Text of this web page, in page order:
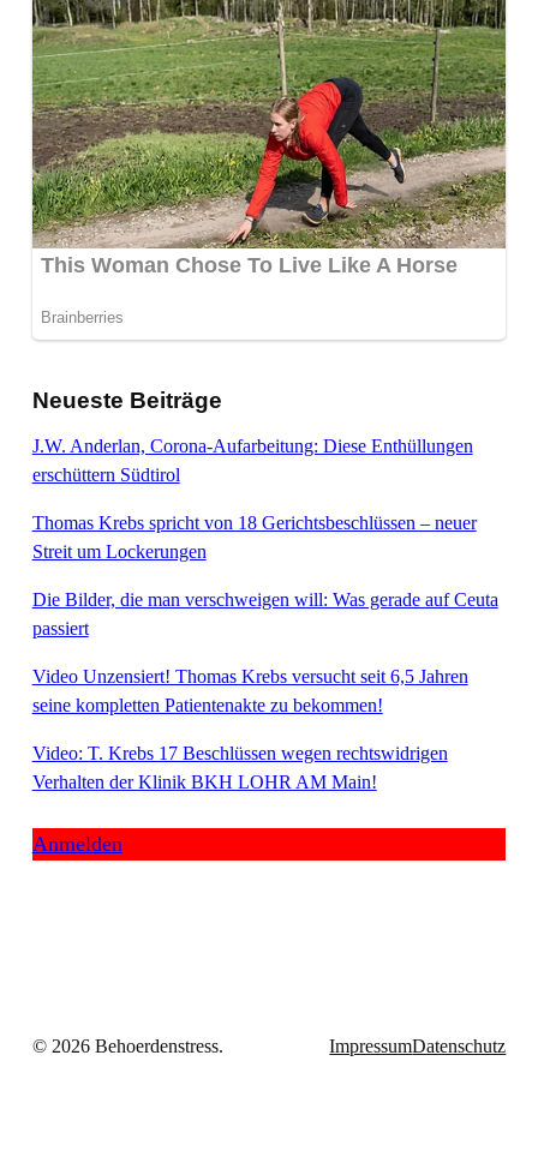
Neueste Beiträge
J.W. Anderlan, Corona-Aufarbeitung: Diese Enthüllungen
erschüttern Südtirol
Thomas Krebs spricht von 18 Gerichtsbeschlüssen – neuer
Streit um Lockerungen
Die Bilder, die man verschweigen will: Was gerade auf Ceuta
passiert
Video Unzensiert! Thomas Krebs versucht seit 6,5 Jahren
seine kompletten Patientenakte zu bekommen!
Video: T. Krebs 17 Beschlüssen wegen rechtswidrigen
Verhalten der Klinik BKH LOHR AM Main!
Anmelden
© 2026 Behoerdenstress. ImpressumDatenschutz